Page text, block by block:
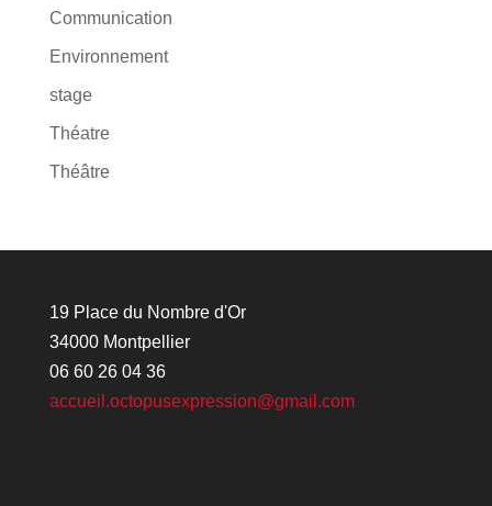
Communication
Environnement
stage
Théatre
Théâtre
19 Place du Nombre d'Or
34000 Montpellier
06 60 26 04 36
accueil.octopusexpression@gmail.com